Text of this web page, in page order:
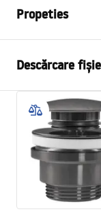
Propeties
Material
Culoare
Finisaj
Lungime
Latime
Inalime
Adâncime
Descărcare
Instrucțiuni
Basin.pdf